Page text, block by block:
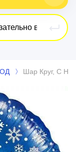
Шар Круг, С